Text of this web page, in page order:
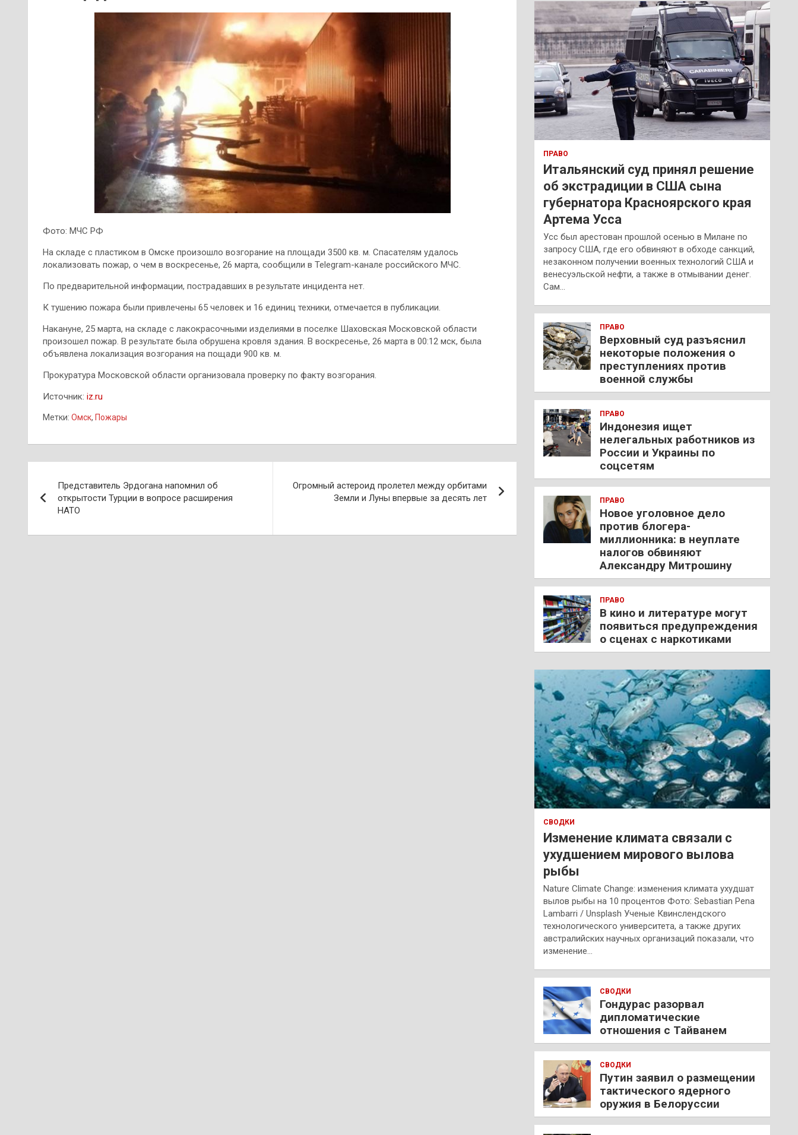
Фото: МЧС РФ
На складе с пластиком в Омске произошло возгорание на площади 3500 кв. м. Спасателям удалось
локализовать пожар, о чем в воскресенье, 26 марта, сообщили в Telegram-канале российского МЧС.
По предварительной информации, пострадавших в результате инцидента нет.
К тушению пожара были привлечены 65 человек и 16 единиц техники, отмечается в публикации.
Накануне, 25 марта, на складе с лакокрасочными изделиями в поселке Шаховская Московской области
произошел пожар. В результате была обрушена кровля здания. В воскресенье, 26 марта в 00:12 мск, была
объявлена локализация возгорания на пощади 900 кв. м.
Прокуратура Московской области организовала проверку по факту возгорания.
Источник: iz.ru
Метки: Омск, Пожары
по
Представитель Эрдогана напомнил об
открытости Турции в вопросе расширения
НАТО
Огромный астероид пролетел между орбитами
Земли и Луны впервые за десять лет
к
ПРАВО
Итальянский суд принял решение
об экстрадиции в США сына
губернатора Красноярского края
Артема Усса
Усс был арестован прошлой осенью в Милане по
запросу США, где его обвиняют в обходе санкций,
незаконном получении военных технологий США и
венесуэльской нефти, а также в отмывании денег.
Сам…
ПРАВО
Верховный суд разъяснил
некоторые положения о
преступлениях против
военной службы
ПРАВО
Индонезия ищет
нелегальных работников из
России и Украины по
соцсетям
ПРАВО
Новое уголовное дело
против блогера-
миллионника: в неуплате
налогов обвиняют
Александру Митрошину
ПРАВО
В кино и литературе могут
появиться предупреждения
о сценах с наркотиками
СВОДКИ
Изменение климата связали с
ухудшением мирового вылова
рыбы
Nature Climate Change: изменения климата ухудшат
вылов рыбы на 10 процентов Фото: Sebastian Pena
Lambarri / Unsplash Ученые Квинслендского
технологического университета, а также других
австралийских научных организаций показали, что
изменение…
СВОДКИ
Гондурас разорвал
дипломатические
отношения с Тайванем
СВОДКИ
Путин заявил о размещении
тактического ядерного
оружия в Белоруссии